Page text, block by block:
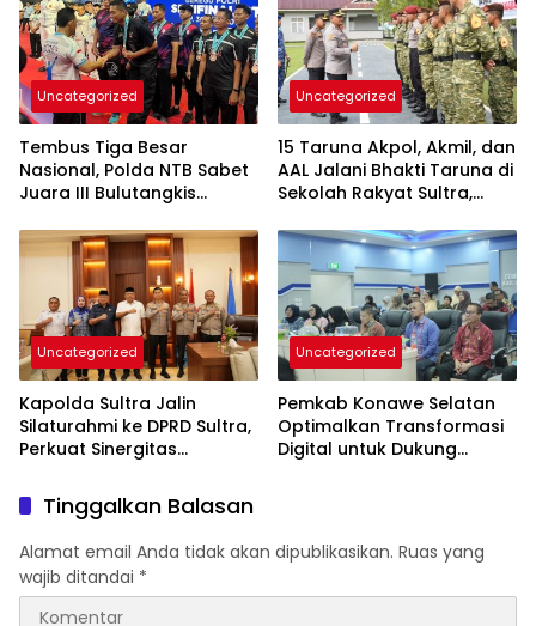
Uncategorized
Tembus Tiga Besar
Nasional, Polda NTB Sabet
Juara III Bulutangkis
Uncategorized
15 Taruna Akpol, Akmil, dan
AAL Jalani Bhakti Taruna di
Sekolah Rakyat Sultra,
Nasionalisme
Uncategorized
Kapolda Sultra Jalin
Silaturahmi ke DPRD Sultra,
Perkuat Sinergitas
Kemajuan Daerah
Uncategorized
Pemkab Konawe Selatan
Optimalkan Transformasi
Digital untuk Dukung
Tinggalkan Balasan
Alamat email Anda tidak akan dipublikasikan. Ruas yang
wajib ditandai *